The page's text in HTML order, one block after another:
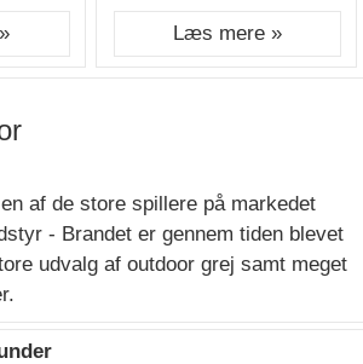
Læs mere »
af de store spillere på markedet
- Brandet er gennem tiden blevet
udvalg af outdoor grej samt meget